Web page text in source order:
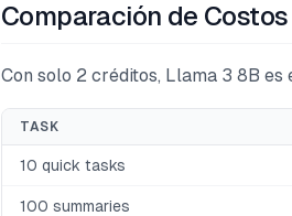
Comparación de Costos
Con solo 2 créditos, Llama 3 8B
TASK
10 quick tasks
100 summaries